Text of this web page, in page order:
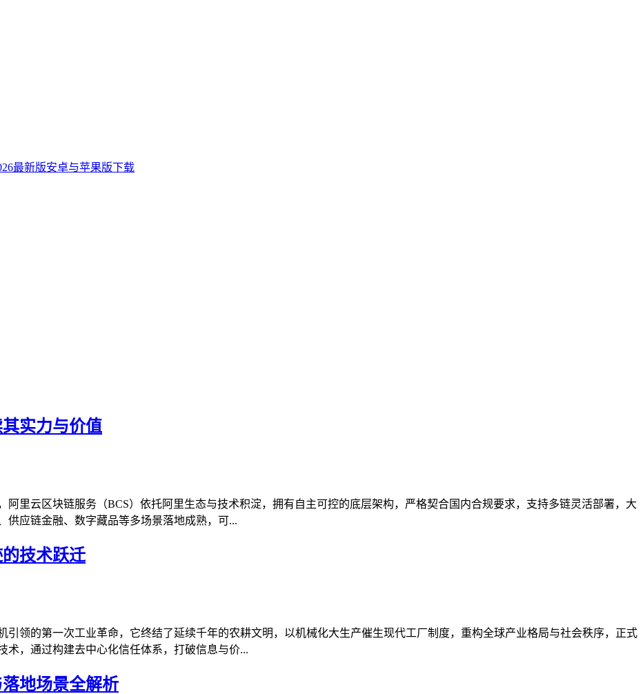
实力与价值
里云区块链服务（BCS）依托阿里生态与技术积淀，拥有自主可控的底层架构，严格契合国内合规要求，支持多链灵活部署，大
供应链金融、数字藏品等多场景落地成熟，可...
技术跃迁
领的第一次工业革命，它终结了延续千年的农耕文明，以机械化大生产催生现代工厂制度，重构全球产业格局与社会秩序，正式
，通过构建去中心化信任体系，打破信息与价...
地场景全解析